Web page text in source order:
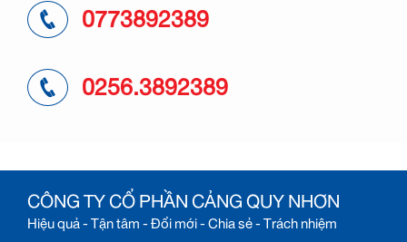
0773892389
0256.3892389
CÔNG TY CỔ PHẦN CẢNG QUY NHƠN
Hiệu quả - Tận tâm - Đổi mới - Chia sẻ - Trách nhiệm